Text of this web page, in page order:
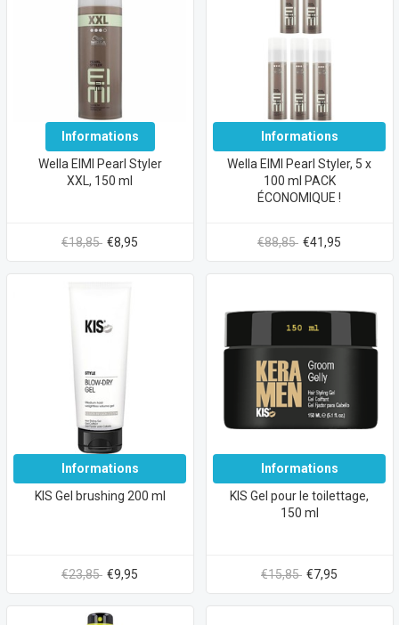
Informations
Wella EIMI Pearl Styler
XXL, 150 ml
€18,85 €8,95
Informations
Wella EIMI Pearl Styler, 5 x
100 ml PACK
ÉCONOMIQUE !
€88,85 €41,95
Informations
KIS Gel brushing 200 ml
€23,85 €9,95
Informations
KIS Gel pour le toilettage,
150 ml
€15,85 €7,95